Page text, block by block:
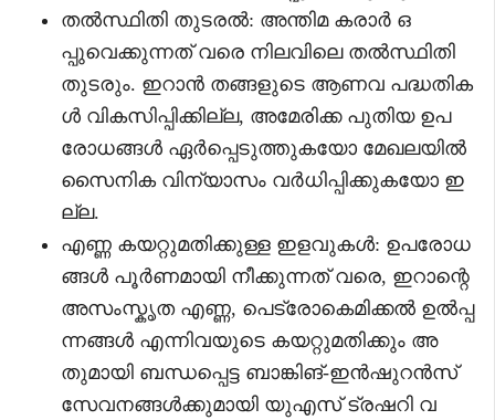
തൽസ്ഥിതി തുടരൽ: അന്തിമ കരാർ ഒ
പ്പുവെക്കുന്നത് വരെ നിലവിലെ തൽസ്ഥിതി
തുടരും. ഇറാൻ തങ്ങളുടെ ആണവ പദ്ധതിക
ൾ വികസിപ്പിക്കില്ല, അമേരിക്ക പുതിയ ഉപ
രോധങ്ങൾ ഏർപ്പെടുത്തുകയോ മേഖലയിൽ
സൈനിക വിന്യാസം വർധിപ്പിക്കുകയോ ഇ
ല്ല.
എണ്ണ കയറ്റുമതിക്കുള്ള ഇളവുകൾ: ഉപരോധ
ങ്ങൾ പൂർണമായി നീക്കുന്നത് വരെ, ഇറാന്റെ
അസംസ്കൃത എണ്ണ, പെട്രോകെമിക്കൽ ഉൽപ്പ
ന്നങ്ങൾ എന്നിവയുടെ കയറ്റുമതിക്കും അ
തുമായി ബന്ധപ്പെട്ട ബാങ്കിങ്-ഇൻഷുറൻസ്
സേവനങ്ങൾക്കുമായി യുഎസ് ട്രഷറി വ